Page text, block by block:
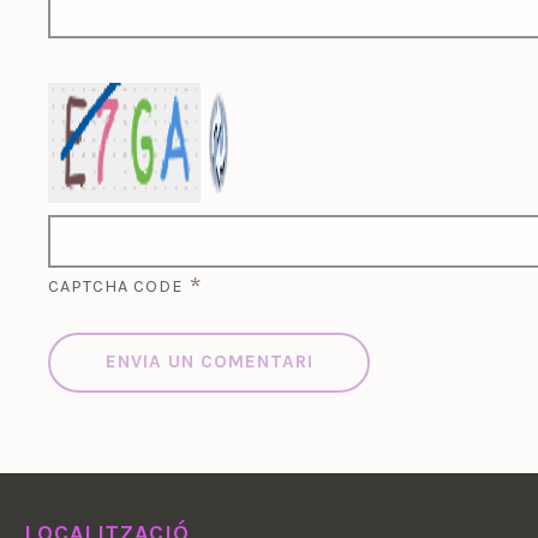
CAPTCHA CODE *